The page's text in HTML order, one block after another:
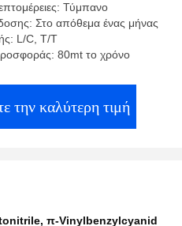
Τύμπανο
Στο απόθεμα ένας μήνας
L/C, T/T
80mt το χρόνο
την καλύτερη τιμή
, π-Vinylbenzylcyanid